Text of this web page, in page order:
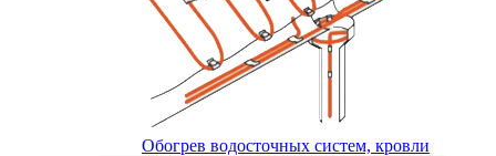
Обогрев водосточных систем, кровли